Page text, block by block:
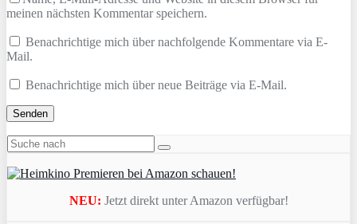
meinen nächsten Kommentar speichern.
Benachrichtige mich über nachfolgende Kommentare via E-
Mail.
Benachrichtige mich über neue Beiträge via E-Mail.
NEU: Jetzt direkt unter Amazon verfügbar!